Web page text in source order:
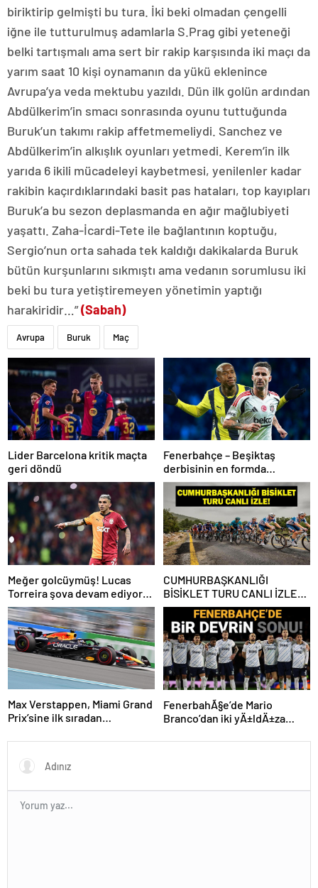
biriktirip gelmişti bu tura. İki beki olmadan çengelli
iğne ile tutturulmuş adamlarla S.Prag gibi yeteneği
belki tartışmalı ama sert bir rakip karşısında iki maçı da
yarım saat 10 kişi oynamanın da yükü eklenince
Avrupa’ya veda mektubu yazıldı. Dün ilk golün ardından
Abdülkerim’in smacı sonrasında oyunu tuttuğunda
Buruk’un takımı rakip affetmemeliydi. Sanchez ve
Abdülkerim’in alkışlık oyunları yetmedi. Kerem’in ilk
yarıda 6 ikili mücadeleyi kaybetmesi, yenilenler kadar
rakibin kaçırdıklarındaki basit pas hataları, top kayıpları
Buruk’a bu sezon deplasmanda en ağır mağlubiyeti
yaşattı. Zaha-İcardi-Tete ile bağlantının koptuğu,
Sergio’nun orta sahada tek kaldığı dakikalarda Buruk
bütün kurşunlarını sıkmıştı ama vedanın sorumlusu iki
beki bu tura yetiştiremeyen yönetimin yaptığı
harakiridir…”(Sabah)
Avrupa Buruk Maç
Lider Barcelona kritik maçta
geri döndü
Fenerbahçe – Beşiktaş
derbisinin en formda
ayakları: Anderson Talisca ve
Rafa Silva
Meğer golcüymüş! Lucas
Torreira şova devam ediyor…
CUMHURBAŞKANLIĞI
BİSİKLET TURU CANLI İZLE:
Cumhurbaşkanlığı Bisiklet
Yarışı Hangi Kanalda? İşte
İzmir Bisiklet Yarışı Bilgileri…
Max Verstappen, Miami Grand
Prix’sine ilk sıradan
FenerbahÃ§e’de Mario
Branco’dan iki yÄ±ldÄ±za
sezon yoksunuz”